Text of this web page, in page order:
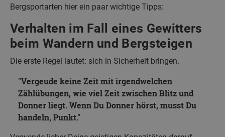
Bergsportarten hier ein paar wichtige Tipps:
Verhalten im Fall eines Gewitters
beim Wandern und Bergsteigen
Die erste Regel lautet: sich in Sicherheit bringen.
Vergeude keine Zeit mit irgendwelchen
Zählübungen, wie viel Zeit zwischen Blitz und
Donner liegt. Wenn Du Donner hörst, musst Du
handeln, Punkt.